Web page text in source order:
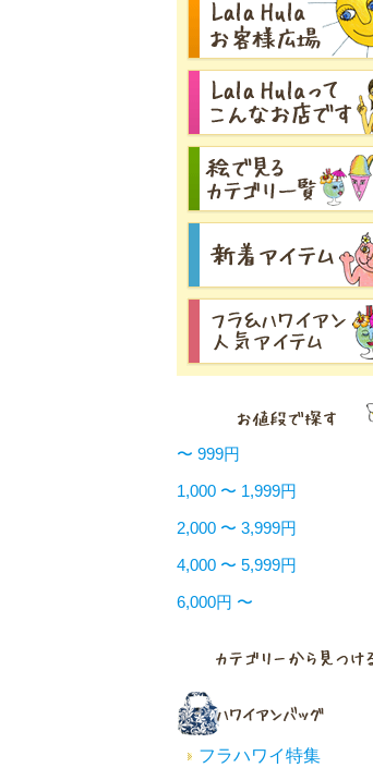
〜 999円
1,000 〜 1,999円
2,000 〜 3,999円
4,000 〜 5,999円
6,000円 〜
フラハワイ特集